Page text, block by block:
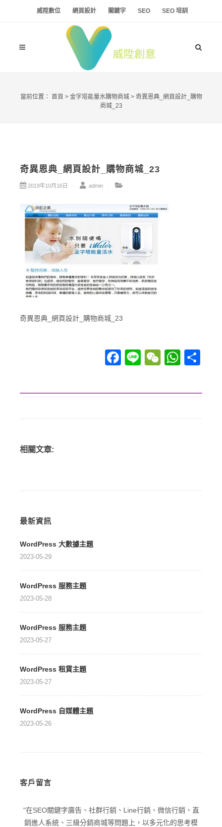
威陞數位 網頁設計 關鍵字 SEO SEO 培訓
當前位置： 首頁 > 金字塔能量水購物商城> 奇異恩典_網頁設計_購物
商城_23
奇異恩典_網頁設計_購物商城_23
2019年10月16日 admin
奇異恩典_網頁設計_購物商城_23
FacebookLine WeChat WhatsApp
相關文章:
最新資訊
WordPress 大數據主題
2023-05-29
WordPress 服務主題
2023-05-28
WordPress 服務主題
2023-05-27
WordPress 租賃主題
2023-05-27
WordPress 自媒體主題
2023-05-26
客戶留言
在SEO關鍵字廣告、社群行銷、Line行銷、微信行銷、直
銷進人系統、三級分銷商城等問題上，以多元化的思考模